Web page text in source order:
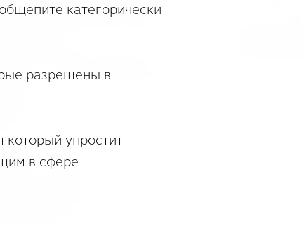
категорически
разрешены в
упростит
в сфере